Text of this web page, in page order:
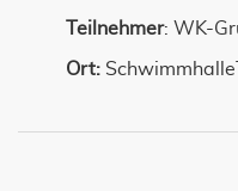
Teilnehmer: WK-
Ort: